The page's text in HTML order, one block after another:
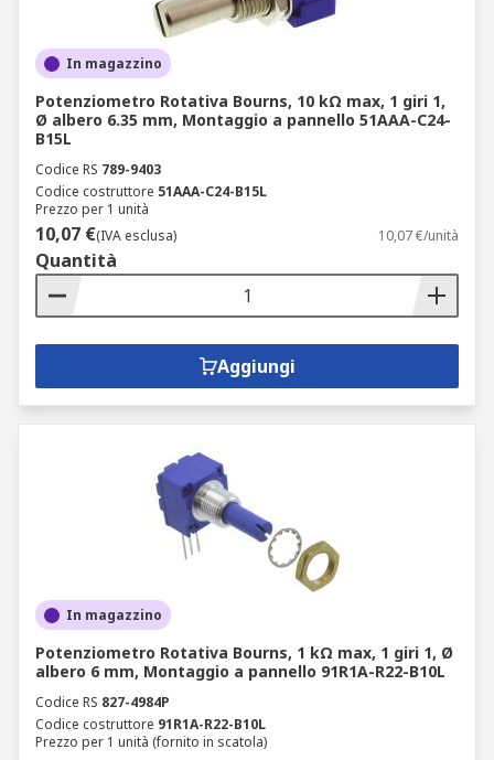
In magazzino
Potenziometro Rotativa Bourns, 10 kΩ max, 1 giri 1,
Ø albero 6.35 mm, Montaggio a pannello 51AAA-C24-
B15L
Codice RS 789-9403
Codice costruttore 51AAA-C24-B15L
Prezzo per 1 unità
10,07 €(IVA esclusa) 10,07 €/unità
Quantità
Aggiungi
In magazzino
Potenziometro Rotativa Bourns, 1 kΩ max, 1 giri 1, Ø
albero 6 mm, Montaggio a pannello 91R1A-R22-B10L
Codice RS 827-4984P
Codice costruttore 91R1A-R22-B10L
Prezzo per 1 unità (fornito in scatola)